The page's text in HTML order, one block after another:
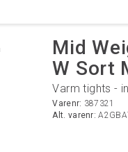
Mid
W Sort
Varm tights -
Varenr: 387321
Alt. varenr: